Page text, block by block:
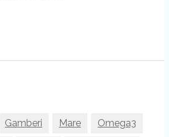
Gamberi Mare Omega3